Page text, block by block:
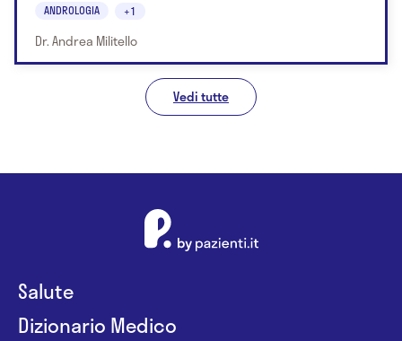
ANDROLOGIA +1
Dr. Andrea Militello
Vedi tutte
Salute
Dizionario Medico